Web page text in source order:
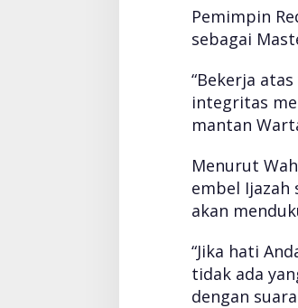
Pemimpin
sebagai
“Bekerja
integritas
mantan
Menurut
embel
akan
“Jika hati
tidak ada
dengan